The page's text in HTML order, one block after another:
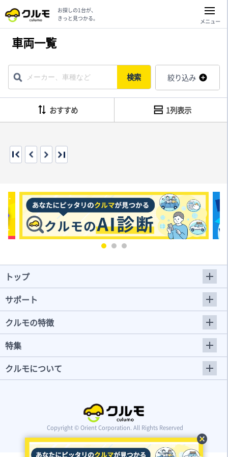
cancel
お探しの1台が、
きっと見つかる。
メニュー
車両一覧
検索 絞り込み
おすすめ 1列表示
トップ
サポート
クルモの特徴
特集
クルモについて
Copyright © Orient Corporation. All Rights Reserved